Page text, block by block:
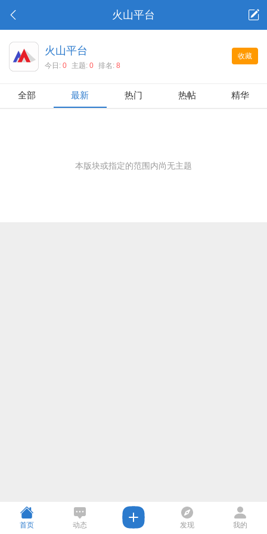
火山平台
收藏
火山平台
今日: 0 主题: 0 排名: 8
全部 最新 热门 热帖 精华
本版块或指定的范围内尚无主题
首页 动态 发现 我的